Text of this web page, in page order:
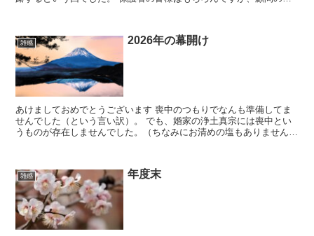
雑感 2026年の幕開け
あけましておめでとうございます 喪中のつもりでなんも準備してま
せんでした（という言い訳）。 でも、婚家の浄土真宗には喪中とい
うものが存在しませんでした。（ちなみにお清めの塩もありません）
雑感 年度末